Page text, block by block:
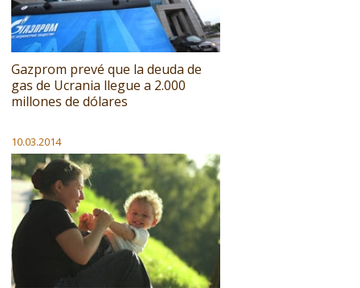
Gazprom prevé que la deuda de
gas de Ucrania llegue a 2.000
millones de dólares
10.03.2014